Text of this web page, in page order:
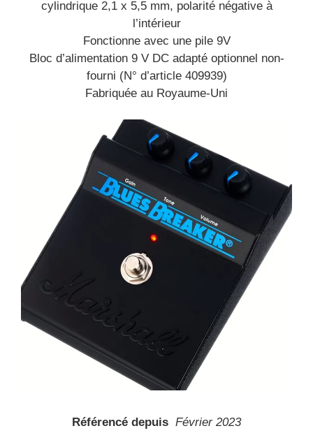
cylindrique 2,1 x 5,5 mm, polarité négative à
l’intérieur
Fonctionne avec une pile 9V
Bloc d’alimentation 9 V DC adapté optionnel non-
fourni (N° d’article 409939)
Fabriquée au Royaume-Uni
Référencé depuis Février 2023